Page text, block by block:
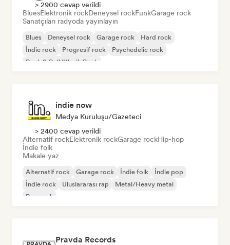
> 2900 cevap verildi
BluesElektronik rockDeneysel rockFunkGarage rock
Sanatçıları radyoda yayınlayın
Blues Deneysel rock Garage rock
Hard rock
İndie rock
Progresif rock
Psychedelic rock
Rock & Roll/Klasik Rock
indie now
Medya Kuruluşu/Gazeteci
> 2400 cevap verildi
Alternatif rockElektronik rockGarage rockHip-hop
İndie folk
Makale yaz
Alternatif rock Garage rock İndie folk
İndie pop
İndie rock
Uluslararası rap
Metal/Heavy metal
Pop rock
Pravda Records